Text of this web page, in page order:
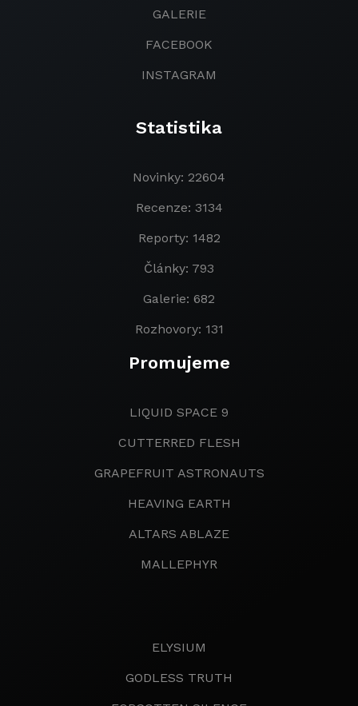
GALERIE
FACEBOOK
INSTAGRAM
Statistika
Novinky: 22604
Recenze: 3134
Reporty: 1482
Články: 793
Galerie: 682
Rozhovory: 131
Promujeme
LIQUID SPACE 9
CUTTERRED FLESH
GRAPEFRUIT ASTRONAUTS
HEAVING EARTH
ALTARS ABLAZE
MALLEPHYR
ELYSIUM
GODLESS TRUTH